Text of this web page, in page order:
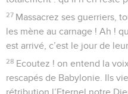
27 Massacrez ses guerriers,
les mène au carnage ! Ah !
est arrivé, c’est le jour de
28 Ecoutez ! on entend la
rescapés de Babylonie. Ils
rétribution l’Eternel notre